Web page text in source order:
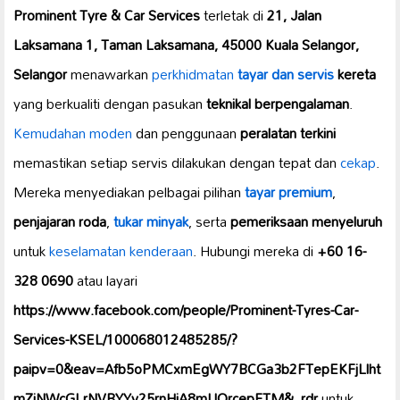
Prominent Tyre & Car Servicesterletak di21, Jalan
Laksamana 1, Taman Laksamana, 45000 Kuala Selangor,
Selangormenawarkanperkhidmatantayar dan serviskereta
yang berkualiti dengan pasukanteknikal berpengalaman.
Kemudahan modendan penggunaanperalatan terkini
memastikan setiap servis dilakukan dengan tepat dancekap.
Mereka menyediakan pelbagai pilihantayar premium,
penjajaran roda,tukar minyak, sertapemeriksaan menyeluruh
untukkeselamatan kenderaan. Hubungi mereka di+60 16-
328 0690atau layari
https://www.facebook.com/people/Prominent-Tyres-Car-
Services-KSEL/100068012485285/?
paipv=0&eav=Afb5oPMCxmEgWY7BCGa3b2FTepEKFjLlht